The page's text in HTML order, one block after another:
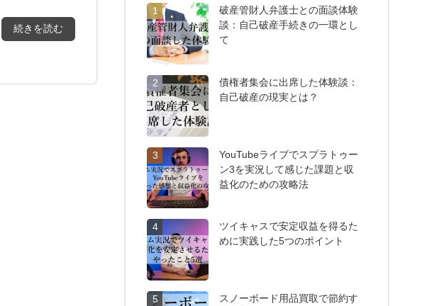
続きを読む
1
破産管財人弁護士との面談体験
談：自己破産手続きの一環とし
て
2
債権者集会に出席した体験談：
自己破産の現実とは？
3
YouTubeライブでスプラトゥー
ン3を実況して感じた課題と収
益化のための攻略法
4
ツイキャスで安定収益を得るた
めに実践した5つのポイント
5
スノーボード用品買取で節約す